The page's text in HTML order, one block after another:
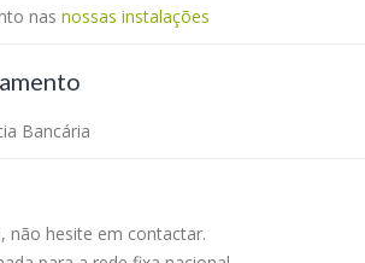
nas nossas instalações
Bancária
não hesite em contactar.